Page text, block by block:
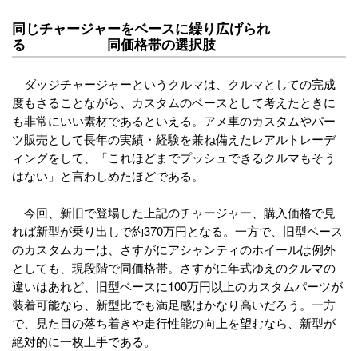
同じチャージャーをベースに繰り広げられ
る 同価格帯の選択肢
ダッジチャージャーというクルマは、クルマとしての完成
度もさることながら、カスタムのベースとして考えたときに
も非常にいい素材であるといえる。アメ車のカスタムやパー
ツ販売として長年の実績・経験を兼ね備えたレアルトレーデ
ィングをして、「これほどまでプッシュできるクルマもそう
はない」と言わしめたほどである。
今回、新旧で登場した上記のチャージャー、購入価格で見
れば新型が乗り出しで約370万円となる。一方で、旧型ベース
のカスタムカーは、さすがにアシャンティのホイールは例外
としても、現段階で同価格帯。さすがに年式ゆえのクルマの
違いはあれど、旧型ベースに100万円以上のカスタムパーツが
装着可能なら、新型比でも満足感はかなり高いだろう。一方
で、見た目の落ち着きや走行性能の向上を望むなら、新型が
絶対的に一枚上手である。